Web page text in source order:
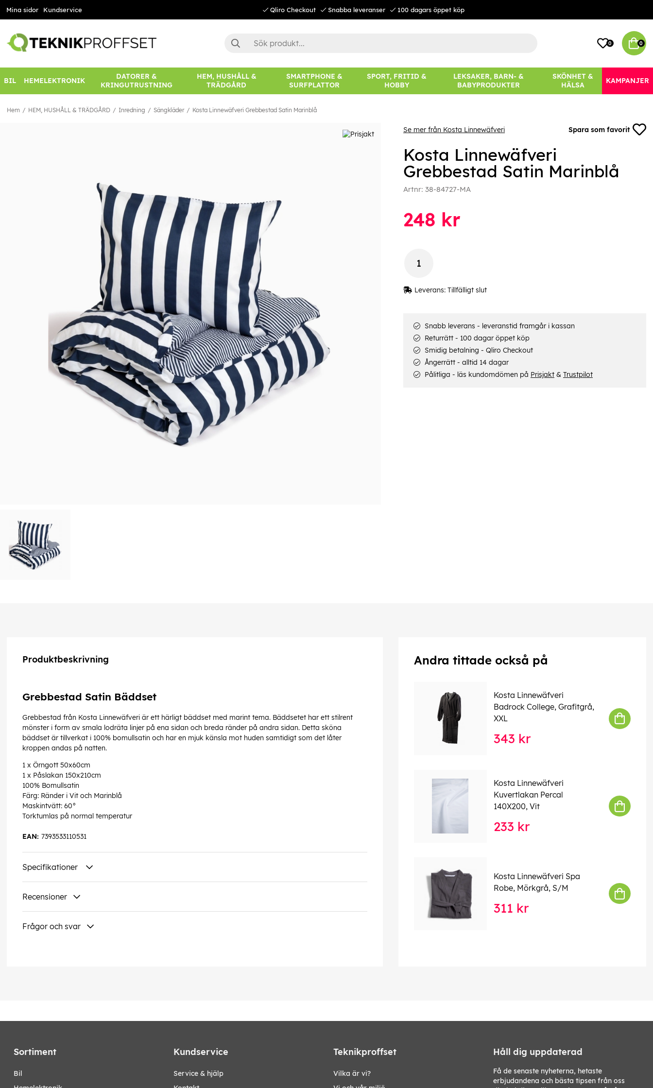
Mina sidor Kundservice Qliro Checkout Snabba leveranser 100 dagars öppet köp
0 0
BIL HEMELEKTRONIK
DATORER &
KRINGUTRUSTNING
HEM, HUSHÅLL &
TRÄDGÅRD
SMARTPHONE &
SURFPLATTOR
SPORT, FRITID &
HOBBY
LEKSAKER, BARN- &
BABYPRODUKTER
SKÖNHET &
HÄLSA
KAMPANJER
Hem HEM, HUSHÅLL & TRÄDGÅRD Inredning Sängkläder Kosta Linnewäfveri Grebbestad Satin Marinblå
Se mer från Kosta Linnewäfveri Spara som favorit
Kosta Linnewäfveri
Grebbestad Satin Marinblå
Artnr: 38-84727-MA
248 kr
Leverans: Tillfälligt slut
Snabb leverans - leveranstid framgår i kassan
Returrätt - 100 dagar öppet köp
Smidig betalning - Qliro Checkout
Ångerrätt - alltid 14 dagar
Pålitliga - läs kundomdömen på Prisjakt& Trustpilot
Produktbeskrivning
Grebbestad Satin Bäddset
Grebbestad från Kosta Linnewäfveri är ett härligt bäddset med marint tema. Bäddsetet har ett stilrent
mönster i form av smala lodräta linjer på ena sidan och breda ränder på andra sidan. Detta sköna
bäddset är tillverkat i 100% bomullsatin och har en mjuk känsla mot huden samtidigt som det låter
kroppen andas på natten.
1 x Örngott 50x60cm
1 x Påslakan 150x210cm
100% Bomullsatin
Färg: Ränder i Vit och Marinblå
Maskintvätt: 60°
Torktumlas på normal temperatur
7393533110531
EAN:
Specifikationer
Recensioner
Frågor och svar
Andra tittade också på
Kosta Linnewäfveri
Badrock College, Grafitgrå,
XXL
343 kr
Kosta Linnewäfveri
Kuvertlakan Percal
140X200, Vit
233 kr
Kosta Linnewäfveri Spa
Robe, Mörkgrå, S/M
311 kr
Sortiment
bil
Kundservice
Service & hjälp
Teknikproffset
Vilka är vi?
Håll dig uppdaterad
Få de senaste nyheterna, hetaste
erbjudandena och bästa tipsen från oss